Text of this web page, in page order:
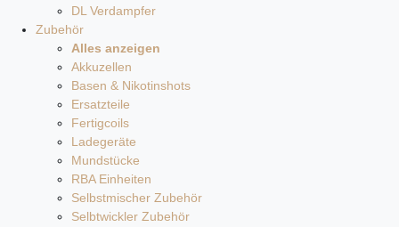
DL Verdampfer
Zubehör
Alles anzeigen
Akkuzellen
Basen & Nikotinshots
Ersatzteile
Fertigcoils
Ladegeräte
Mundstücke
RBA Einheiten
Selbstmischer Zubehör
Selbtwickler Zubehör